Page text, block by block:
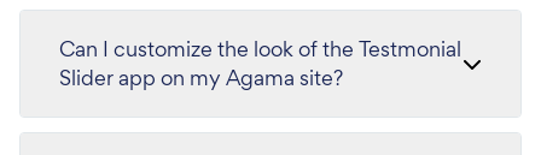
Can I customize the look of the Testmonial
Slider app on my Agama site?